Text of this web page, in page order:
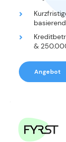
&
Angebot